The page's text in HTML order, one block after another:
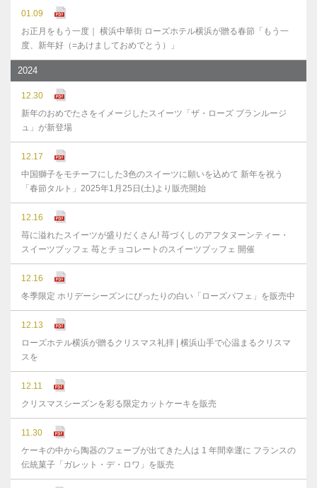
01.09
お正月をもう一度｜ 横浜中華街 ローズホテル横浜が贈る春節「もう一
度、新年好（=あけましておめでとう）」
2024
12.30
新年のおめでたさをイメージしたスイーツ「ザ・ローズ ブランルージ
ュ」が新登場
12.17
中国獅子をモチーフにした3色のスイーツに願いを込めて 新年を祝う
「春節タルト」2025年1月25日(土)より販売開始
12.16
苺に溢れたスイーツが盛りだくさん! 苺づくしのアフタヌーンティー・
スイーツブッフェ 苺とチョコレートのスイーツブッフェ 開催
12.16
冬季限定 ホリデーシーズンにぴったりの白い「ローズパフェ」を販売中
12.13
ローズホテル横浜が贈るクリスマス礼拝 | 横浜山手で心温まるクリスマ
スを
12.11
クリスマスシーズンを彩る限定カットケーキを販売
11.30
ケーキの中から陶器のフェーブが出てきた人は 1 年間幸運に フランスの
伝統菓子「ガレット・デ・ロワ」を販売